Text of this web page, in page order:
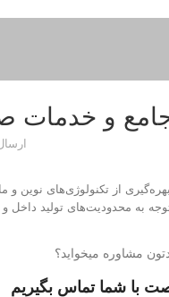
و خدمات
از تکنولوژی‌های
به محدودیت‌های تولید داخل
مشاوره میخواید؟
با شما تماس بگیریم